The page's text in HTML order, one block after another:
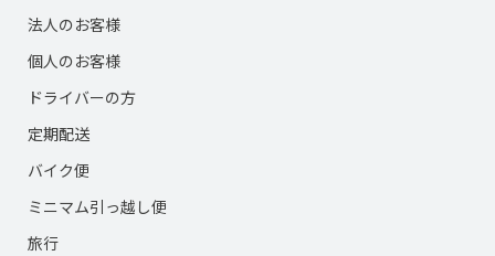
法人のお客様
個人のお客様
ドライバーの方
定期配送
バイク便
ミニマム引っ越し便
旅行